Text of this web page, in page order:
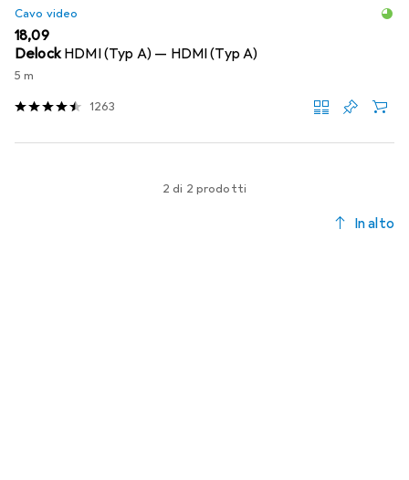
Cavo video
EUR
18,09
Delock HDMI (Typ A) — HDMI (Typ A)
5 m
1263
2 di 2 prodotti
In alto